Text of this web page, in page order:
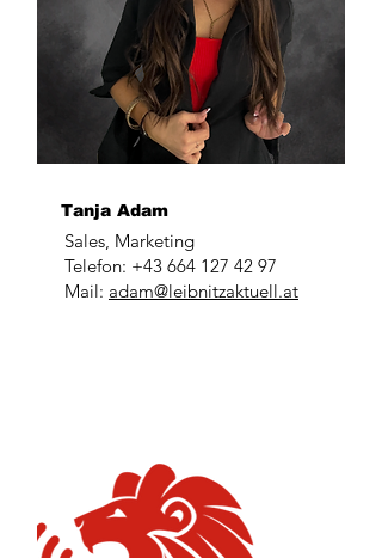
Tanja Adam
Sales, Marketing
Telefon: +43 664 127 42 97
Mail: adam@leibnitzaktuell.at